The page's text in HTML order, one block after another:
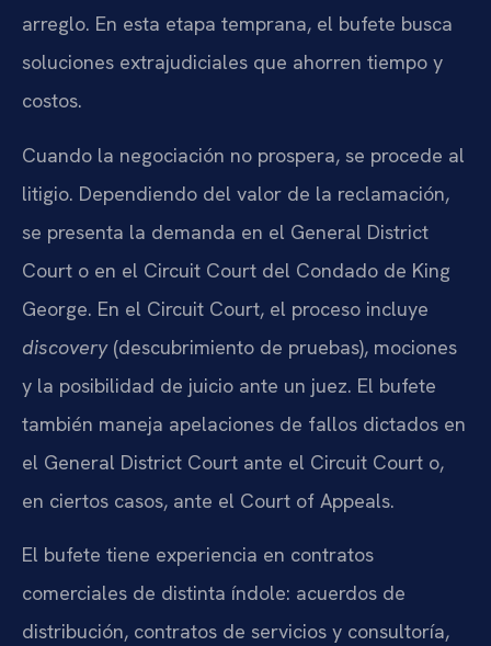
arreglo. En esta etapa temprana, el bufete busca
soluciones extrajudiciales que ahorren tiempo y
costos.
Cuando la negociación no prospera, se procede al
litigio. Dependiendo del valor de la reclamación,
se presenta la demanda en el General District
Court o en el Circuit Court del Condado de King
George. En el Circuit Court, el proceso incluye
discovery(descubrimiento de pruebas), mociones
y la posibilidad de juicio ante un juez. El bufete
también maneja apelaciones de fallos dictados en
el General District Court ante el Circuit Court o,
en ciertos casos, ante el Court of Appeals.
El bufete tiene experiencia en contratos
comerciales de distinta índole: acuerdos de
distribución, contratos de servicios y consultoría,